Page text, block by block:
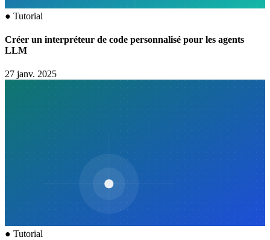
● Tutorial
Créer un interpréteur de code personnalisé pour les agents
LLM
27 janv. 2025
● Tutorial